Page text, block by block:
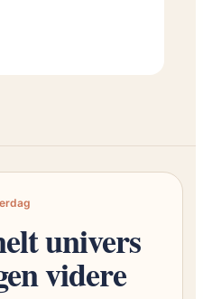
univers
videre